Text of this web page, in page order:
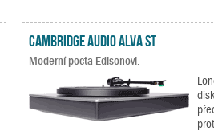
Cambridge Audio ALVA ST
Moderní pocta Edisonovi.